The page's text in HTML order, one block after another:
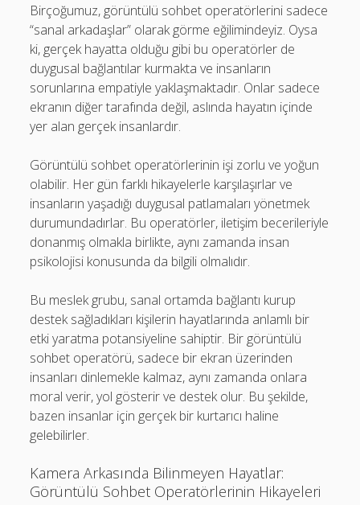
Birçoğumuz, görüntülü sohbet operatörlerini sadece
“sanal arkadaşlar” olarak görme eğilimindeyiz. Oysa
ki, gerçek hayatta olduğu gibi bu operatörler de
duygusal bağlantılar kurmakta ve insanların
sorunlarına empatiyle yaklaşmaktadır. Onlar sadece
ekranın diğer tarafında değil, aslında hayatın içinde
yer alan gerçek insanlardır.
Görüntülü sohbet operatörlerinin işi zorlu ve yoğun
olabilir. Her gün farklı hikayelerle karşılaşırlar ve
insanların yaşadığı duygusal patlamaları yönetmek
durumundadırlar. Bu operatörler, iletişim becerileriyle
donanmış olmakla birlikte, aynı zamanda insan
psikolojisi konusunda da bilgili olmalıdır.
Bu meslek grubu, sanal ortamda bağlantı kurup
destek sağladıkları kişilerin hayatlarında anlamlı bir
etki yaratma potansiyeline sahiptir. Bir görüntülü
sohbet operatörü, sadece bir ekran üzerinden
insanları dinlemekle kalmaz, aynı zamanda onlara
moral verir, yol gösterir ve destek olur. Bu şekilde,
bazen insanlar için gerçek bir kurtarıcı haline
gelebilirler.
Kamera Arkasında Bilinmeyen Hayatlar:
Görüntülü Sohbet Operatörlerinin Hikayeleri